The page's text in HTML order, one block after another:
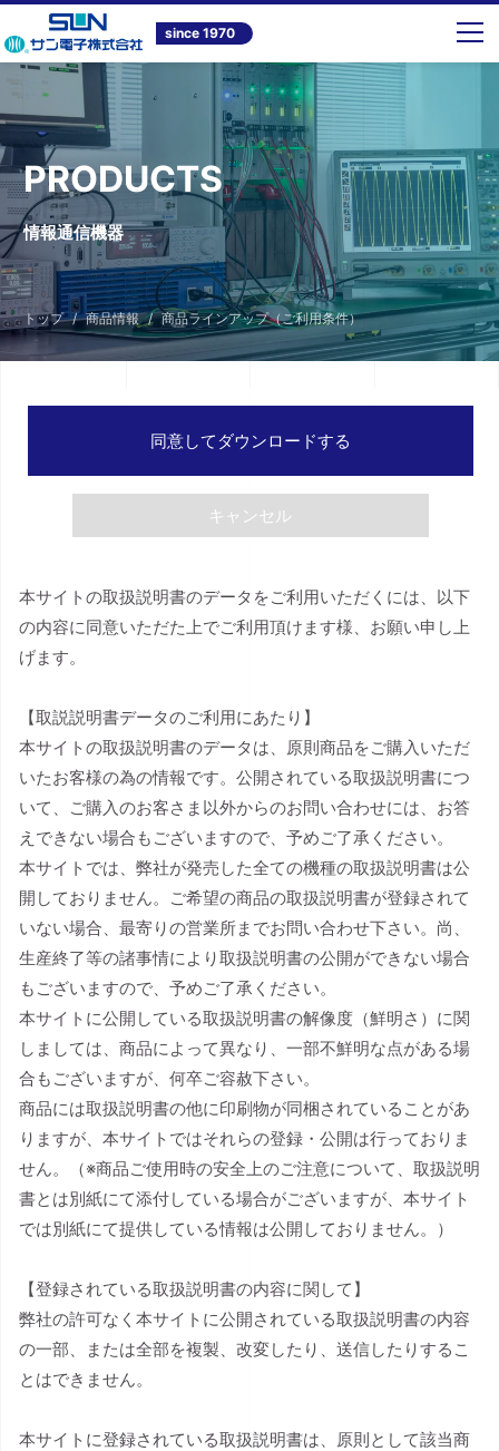
since 1970
PRODUCTS
情報通信機器
トップ 商品情報 商品ラインアップ（ご利用条件）
同意してダウンロードする
キャンセル
本サイトの取扱説明書のデータをご利用いただくには、以下
の内容に同意いただた上でご利用頂けます様、お願い申し上
げます。
【取説説明書データのご利用にあたり】
本サイトの取扱説明書のデータは、原則商品をご購入いただ
いたお客様の為の情報です。公開されている取扱説明書につ
いて、ご購入のお客さま以外からのお問い合わせには、お答
えできない場合もございますので、予めご了承ください。
本サイトでは、弊社が発売した全ての機種の取扱説明書は公
開しておりません。ご希望の商品の取扱説明書が登録されて
いない場合、最寄りの営業所までお問い合わせ下さい。尚、
生産終了等の諸事情により取扱説明書の公開ができない場合
もございますので、予めご了承ください。
本サイトに公開している取扱説明書の解像度（鮮明さ）に関
しましては、商品によって異なり、一部不鮮明な点がある場
合もございますが、何卒ご容赦下さい。
商品には取扱説明書の他に印刷物が同梱されていることがあ
りますが、本サイトではそれらの登録・公開は行っておりま
せん。（※商品ご使用時の安全上のご注意について、取扱説明
書とは別紙にて添付している場合がございますが、本サイト
では別紙にて提供している情報は公開しておりません。）
【登録されている取扱説明書の内容に関して】
弊社の許可なく本サイトに公開されている取扱説明書の内容
の一部、または全部を複製、改変したり、送信したりするこ
とはできません。
本サイトに登録されている取扱説明書は、原則として該当商